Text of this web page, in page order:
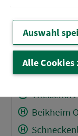
Mitwitz
Hof a. d.
Horb (b.
Leutendorf
Beikheim
Auswahl
Alle Cookies